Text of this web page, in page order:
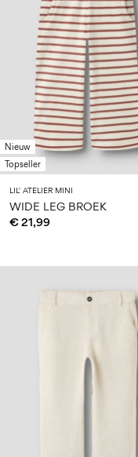
Nieuw
Topseller
LIL' ATELIER MINI
WIDE LEG BROEK
€ 21,99